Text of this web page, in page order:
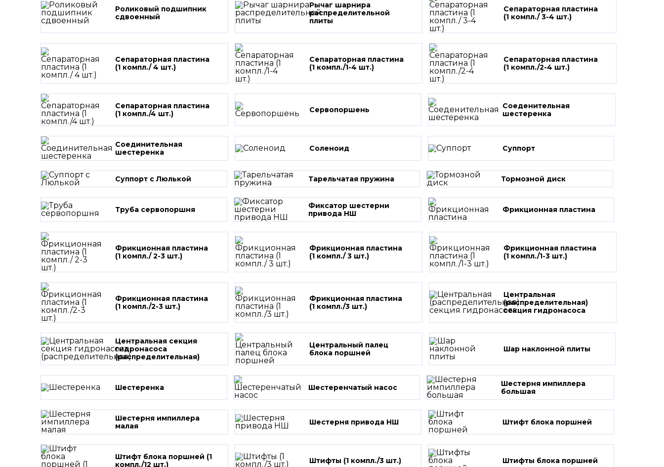
Роликовый подшипник
сдвоенный
Рычаг шарнира
распределительной
плиты
Сепараторная пластина
(1 компл./ 3-4 шт.)
Сепараторная пластина
(1 компл./ 4 шт.)
Сепараторная пластина
(1 компл./1-4 шт.)
Сепараторная пластина
(1 компл./2-4 шт.)
Сепараторная пластина
(1 компл./4 шт.)
Сервопоршень
Соеденительная
шестеренка
Соединительная
шестеренка
Соленоид Суппорт
Суппорт с Люлькой Тарельчатая пружина Тормозной диск
Труба сервопоршня
Фиксатор шестерни
привода НШ
Фрикционная пластина
Фрикционная пластина
(1 компл./ 2-3 шт.)
Фрикционная пластина
(1 компл./ 3 шт.)
Фрикционная пластина
(1 компл./1-3 шт.)
Фрикционная пластина
(1 компл./2-3 шт.)
Фрикционная пластина
(1 компл./3 шт.)
Центральная
(распределительная)
секция гидронасоса
Центральная секция
гидронасоса
(распределительная)
Центральный палец
блока поршней
Шар наклонной плиты
Шестеренка Шестеренчатый насос
Шестерня импиллера
большая
Шестерня импиллера
малая
Шестерня привода НШ Штифт блока поршней
Штифт блока поршней (1
компл./12 шт.)
Штифты (1 компл./3 шт.) Штифты блока поршней